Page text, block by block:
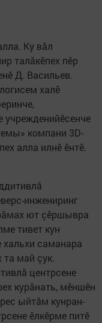
Ку вăл
талăкӗпех пӗр
Д. Васильев.
халӗ
учрежденийӗсенче
компани 3D-
алла илнӗ ӗнтӗ.
инжениринг
ют çӗршывра
тивет кун
хальхи саманара
та май çук.
центрсене
курăнать, мӗншӗн
ыйтăм кунран-
ӗлкӗрме питӗ